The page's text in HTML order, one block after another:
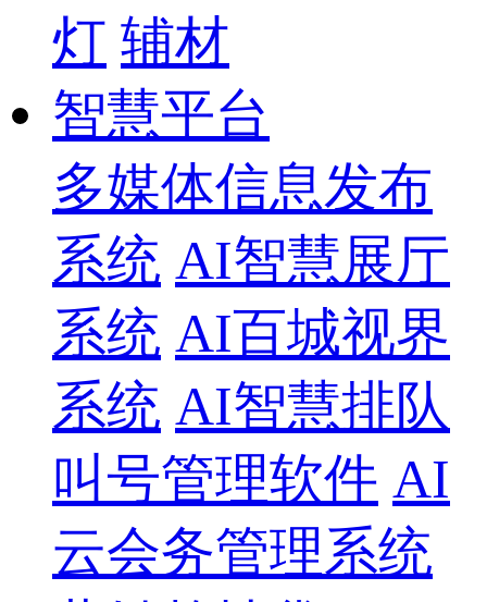
灯 辅材
智慧平台
多媒体信息发布
系统 AI智慧展厅
系统 AI百城视界
系统 AI智慧排队
叫号管理软件 AI
云会务管理系统